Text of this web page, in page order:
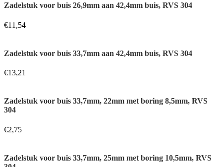
Zadelstuk voor buis 26,9mm aan 42,4mm buis, RVS 304
€11,54
Zadelstuk voor buis 33,7mm aan 42,4mm buis, RVS 304
€13,21
Zadelstuk voor buis 33,7mm, 22mm met boring 8,5mm, RVS
304
€2,75
Zadelstuk voor buis 33,7mm, 25mm met boring 10,5mm, RVS